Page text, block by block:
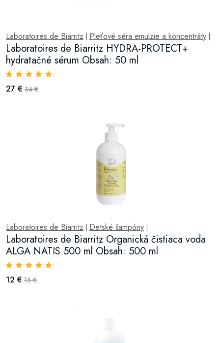
Laboratoires de Biarritz Pleťové séra emulzie a koncentráty
Laboratoires de Biarritz HYDRA-PROTECT+
hydratačné sérum Obsah: 50 ml
27 € 34 €
Laboratoires de Biarritz Detské šampóny
Laboratoires de Biarritz Organická čistiaca voda
ALGA NATIS 500 ml Obsah: 500 ml
12 € 15 €